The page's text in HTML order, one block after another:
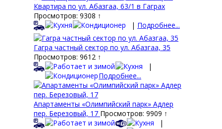
Квартира по ул. Абазгаа, 63/1 в Гаграх
Просмотров: 9308 ↑
| Подробнее...
Гагра частный сектор по ул. Абазгаа, 35
Просмотров: 9612 ↑
|
Подробнее...
Апартаменты «Олимпийский парк» Адлер
пер. Березовый, 17 Просмотров: 9909 ↑
|